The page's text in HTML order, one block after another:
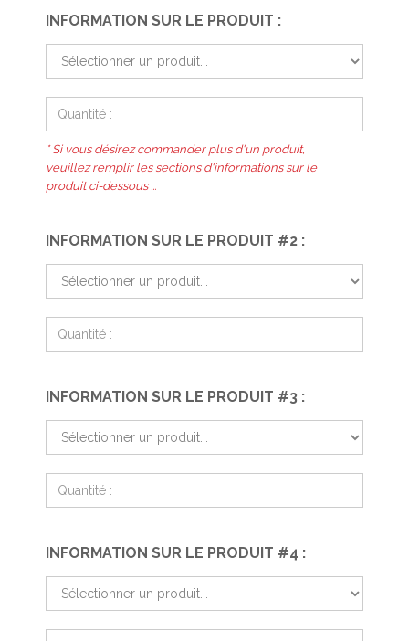
INFORMATION SUR LE PRODUIT :
* Si vous désirez commander plus d'un produit,
veuillez remplir les sections d'informations sur le
produit ci-dessous ...
INFORMATION SUR LE PRODUIT #2 :
INFORMATION SUR LE PRODUIT #3 :
INFORMATION SUR LE PRODUIT #4 :